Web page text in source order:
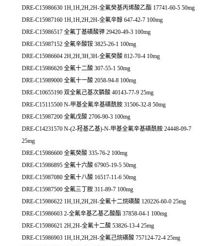
DRE-C15986630 1H,1H,2H,2H-全氟癸基丙烯酸乙酯 17741-60-5 50mg
DRE-C15987160 1H,1H,2H,2H-全氟辛醇 647-42-7 100mg
DRE-C15986517 全氟丁基磺酸钾 29420-49-3 100mg
DRE-C15987152 全氟辛酸铵 3825-26-1 100mg
DRE-C15986604 2H,2H,3H,3H-全氟癸酸 812-70-4 10mg
DRE-C15986620 全氟十二酸 307-55-1 50mg
DRE-C15989000 全氟十一酸 2058-94-8 100mg
DRE-C10655190 双全氟己基次膦酸 40143-77-9 25mg
DRE-C15115500 N-甲基全氟辛基磺酰胺 31506-32-8 50mg
DRE-C15987200 全氟戊酸 2706-90-3 100mg
DRE-C14231570 N-(2-羟基乙基)-N-甲基全氟辛基磺酰胺 24448-09-7
25mg
DRE-C15986600 全氟癸酸 335-76-2 100mg
DRE-C15986895 全氟十六酸 67905-19-5 50mg
DRE-C15987080 全氟十八酸 16517-11-6 50mg
DRE-C15987500 全氟三丁胺 311-89-7 100mg
DRE-C15986622 1H,1H,2H,2H-全氟十二烷磺酸 120226-60-0 25mg
DRE-C15986603 2-全氟辛基乙基乙酸酯 37858-04-1 100mg
DRE-C15986621 2H,2H-全氟十二酸 53826-13-4 25mg
DRE-C15986903 1H,1H,2H,2H-全氟己烷磺酸 757124-72-4 25mg